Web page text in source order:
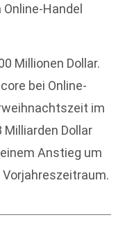
Handel
Millionen Dollar.
bei Online-
im
Milliarden Dollar
Anstieg um